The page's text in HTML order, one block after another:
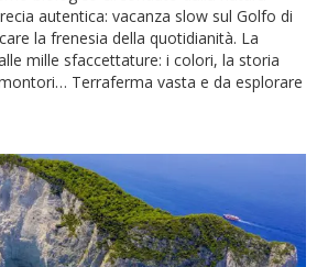
autentica: vacanza slow sul Golfo di
la frenesia della quotidianità. La
mille sfaccettature: i colori, la storia
Terraferma vasta e da esplorare